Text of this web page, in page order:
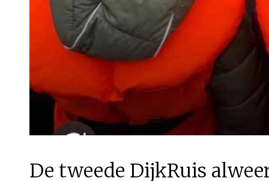
De tweede DijkRuis